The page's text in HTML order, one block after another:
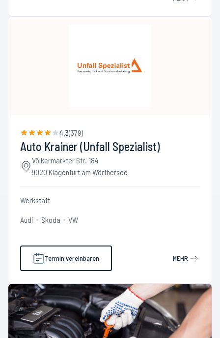
4.3(379)
Auto Krainer (Unfall Spezialist)
Völkermarkter Str. 184
9020 Klagenfurt am Wörthersee
Werkstatt
Audi Skoda VW
Termin vereinbaren MEHR